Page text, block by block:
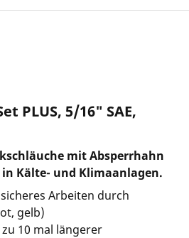
PLUS, 5/16" SAE,
mit Absperrhahn
Kälte- und Klimaanlagen.
Arbeiten durch
gelb)
10 mal längerer